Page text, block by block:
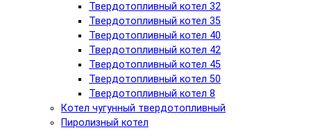
Твердотопливный котел 32
Твердотопливный котел 35
Твердотопливный котел 40
Твердотопливный котел 42
Твердотопливный котел 45
Твердотопливный котел 50
Твердотопливный котел 8
Котел чугунный твердотопливный
Пиролизный котел